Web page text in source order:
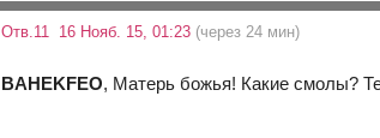
Отв.11 16 Нояб. 15, 01:23 (через 24 мин)
BAHEKFEO, Матерь божья! Какие смолы?